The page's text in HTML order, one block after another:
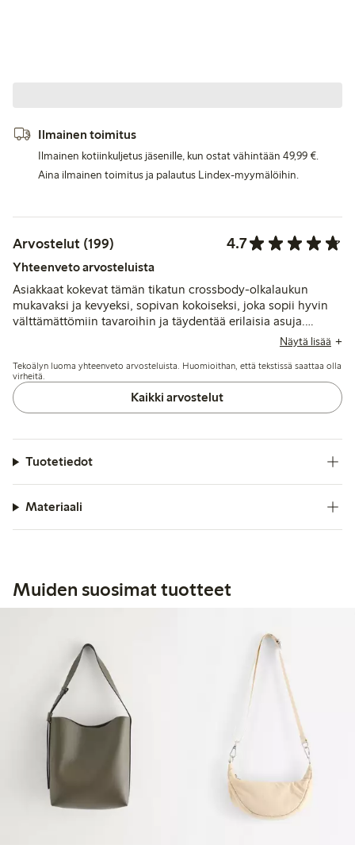
Ilmainen toimitus
Ilmainen kotiinkuljetus jäsenille, kun ostat vähintään 49,99 €.
Aina ilmainen toimitus ja palautus Lindex-myymälöihin.
Arvostelut (199) 4.7
Yhteenveto arvosteluista
Asiakkaat kokevat tämän tikatun crossbody-olkalaukun
mukavaksi ja kevyeksi, sopivan kokoiseksi, joka sopii hyvin
välttämättömiin tavaroihin ja täydentää erilaisia asuja.
Vaikka materiaali ja tyyli vastaavat odotuksia, jotkut
käytön jälkeen, ja mainitsevat sisäisen vetoketjullisen taskun
puuttumisen järjestelyä varten.
Näytä lisää
Tekoälyn luoma yhteenveto arvosteluista. Huomioithan, että tekstissä saattaa olla
virheitä.
Kaikki arvostelut
Tuotetiedot
Materiaali
Muiden suosimat tuotteet